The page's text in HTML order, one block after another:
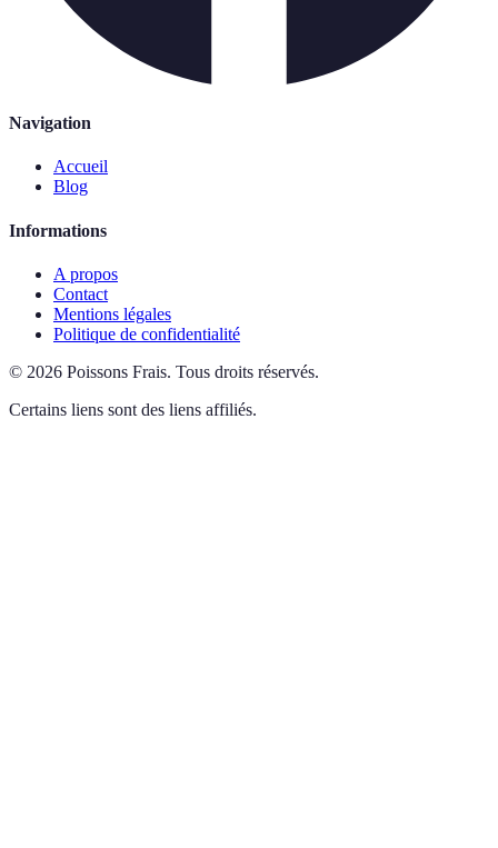
Navigation
Accueil
Blog
Informations
A propos
Contact
Mentions légales
Politique de confidentialité
© 2026 Poissons Frais. Tous droits réservés.
Certains liens sont des liens affiliés.